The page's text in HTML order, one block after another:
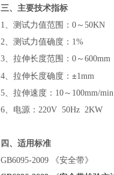
三、主要技术指标
1、测试力值范围：0～50KN
2、测试力值确度：1%
3、拉伸长度范围：0～600mm
4、拉伸长度确度：±1mm
5、拉伸速度：10～100mm/
6、电源：220V 50Hz 2KW
四、适用标准
GB6095-2009
《安全带》